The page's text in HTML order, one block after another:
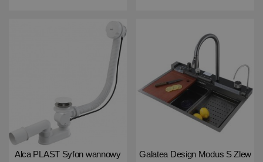
Alca PLAST Syfon wannowy
Galatea Design Modus S Zlew